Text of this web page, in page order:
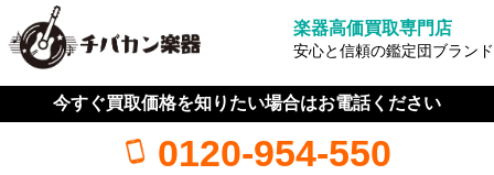
楽器高価買取専門店
安心と信頼の鑑定団ブランド
今すぐ買取価格を知りたい場合はお電話ください
0120-954-550